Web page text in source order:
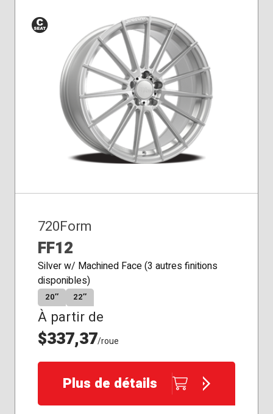
Siège
conique
720Form
FF12
Silver w/ Machined Face (3 autres finitions
disponibles)
20″ 22″
À partir de
$337,37/roue
Plus de détails